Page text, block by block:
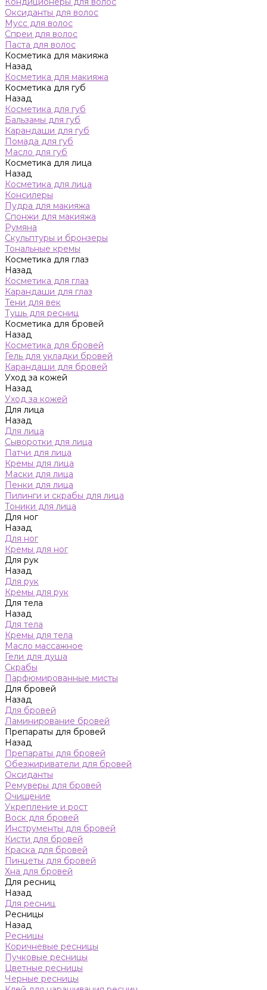
Оксиданты для волос
Мусс для волос
Спреи для волос
Паста для волос
Косметика для макияжа
Назад
Косметика для макияжа
Косметика для губ
Назад
Косметика для губ
Бальзамы для губ
Карандаши для губ
Помада для губ
Масло для губ
Косметика для лица
Назад
Косметика для лица
Консилеры
Пудра для макияжа
Спонжи для макияжа
Румяна
Скульптуры и бронзеры
Тональные кремы
Косметика для глаз
Назад
Косметика для глаз
Карандаши для глаз
Тени для век
Тушь для ресниц
Косметика для бровей
Назад
Косметика для бровей
Гель для укладки бровей
Карандаши для бровей
Уход за кожей
Назад
Уход за кожей
Для лица
Назад
Для лица
Сыворотки для лица
Патчи для лица
Кремы для лица
Маски для лица
Пенки для лица
Пилинги и скрабы для лица
Тоники для лица
Для ног
Назад
Для ног
Кремы для ног
Для рук
Назад
Для рук
Кремы для рук
Для тела
Назад
Для тела
Кремы для тела
Масло массажное
Гели для душа
Скрабы
Парфюмированные мисты
Для бровей
Назад
Для бровей
Ламинирование бровей
Препараты для бровей
Назад
Препараты для бровей
Обезжириватели для бровей
Оксиданты
Ремуверы для бровей
Очищение
Укрепление и рост
Воск для бровей
Инструменты для бровей
Кисти для бровей
Краска для бровей
Пинцеты для бровей
Хна для бровей
Для ресниц
Назад
Для ресниц
Ресницы
Назад
Ресницы
Коричневые ресницы
Пучковые ресницы
Цветные ресницы
Черные ресницы